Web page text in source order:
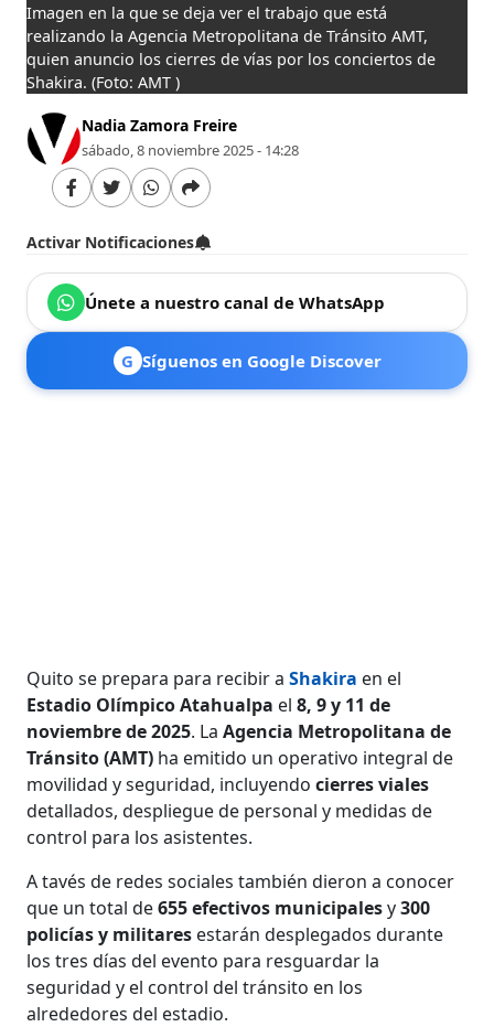
Imagen en la que se deja ver el trabajo que está
realizando la Agencia Metropolitana de Tránsito AMT,
quien anuncio los cierres de vías por los conciertos de
Shakira. (Foto: AMT )
Nadia Zamora Freire
sábado, 8 noviembre 2025 - 14:28
Activar Notificaciones
Únete a nuestro canal de WhatsApp
G Síguenos en Google Discover
Quito se prepara para recibir aShakira en el
Estadio Olímpico Atahualpa el8, 9 y 11 de
noviembre de 2025. LaAgencia Metropolitana de
Tránsito (AMT) ha emitido un operativo integral de
movilidad y seguridad, incluyendocierres viales
detallados, despliegue de personal y medidas de
control para los asistentes.
A tavés de redes sociales también dieron a conocer
que un total de655 efectivos municipalesy300
policías y militares estarán desplegados durante
los tres días del evento para resguardar la
seguridad y el control del tránsito en los
alrededores del estadio.